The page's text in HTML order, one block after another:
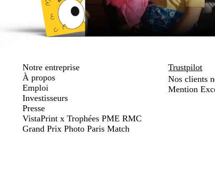
Notre entreprise
À propos
Emploi
Investisseurs
Presse
VistaPrint x Trophées PME RMC
Grand Prix Photo Paris Match
Trustpilot
Nos clients
Mention